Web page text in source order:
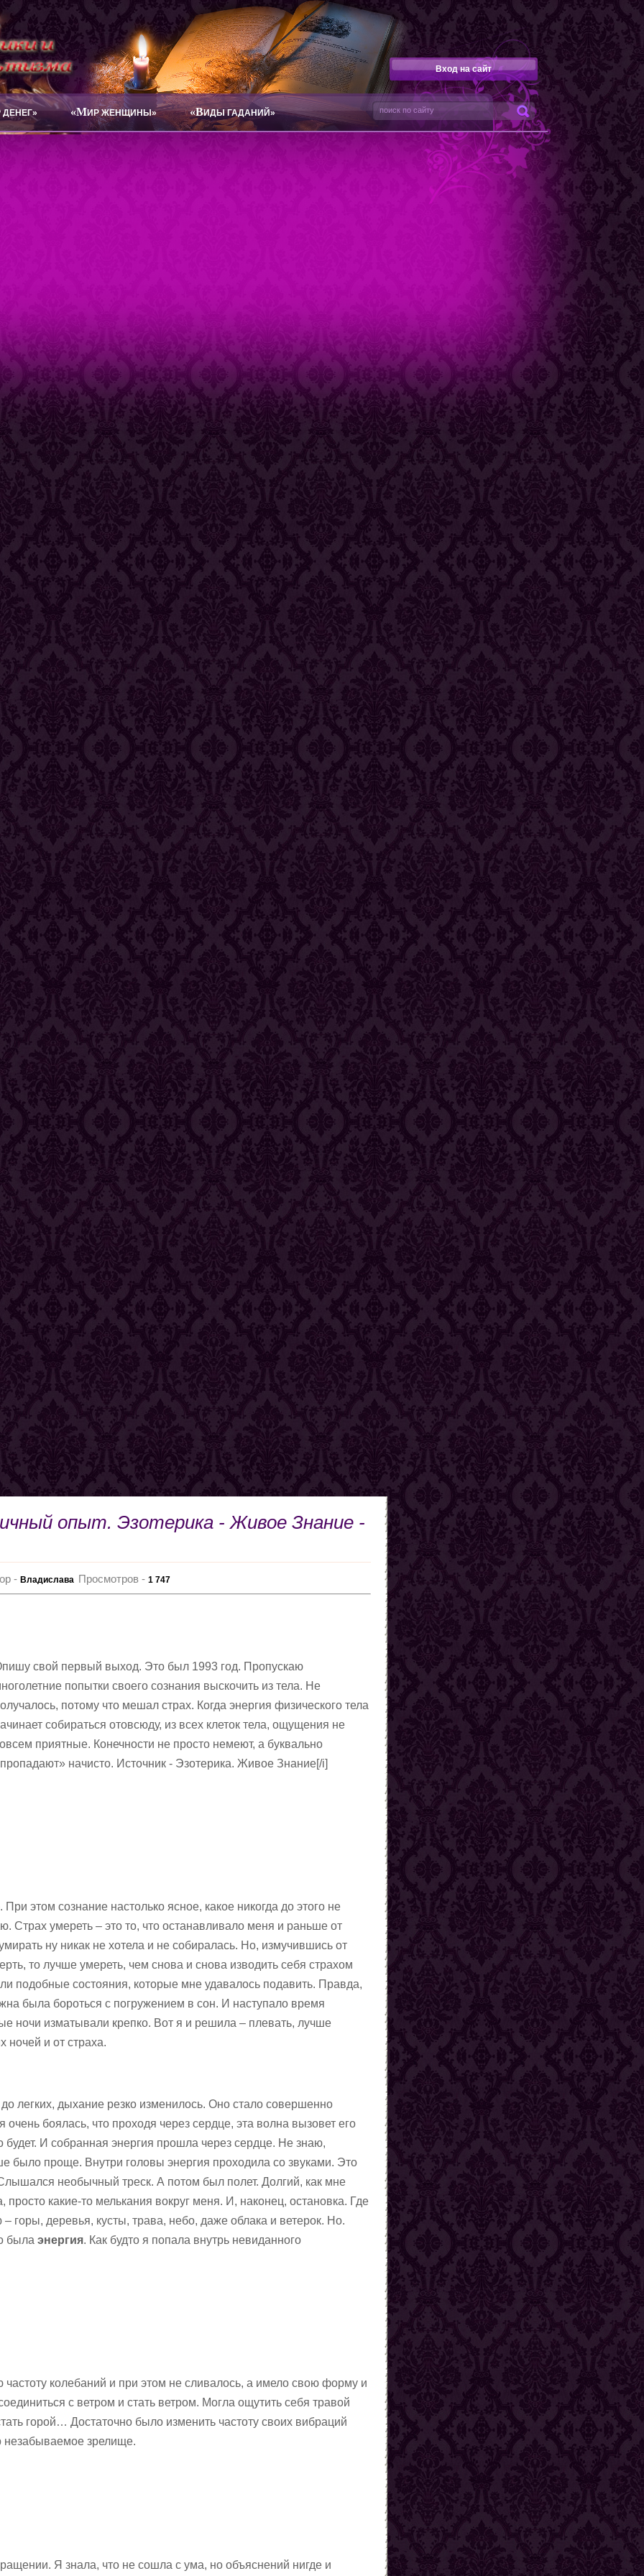
Вход на сайт
ДЕНЕГ» «МИР ЖЕНЩИНЫ» «ВИДЫ ГАДАНИЙ»
опыт. Эзотерика - Живое Знание -
-Владислава Просмотров -1 747
свой первый выход. Это был 1993 год. Пропускаю
попытки своего сознания выскочить из тела. Не
потому что мешал страх. Когда энергия физического тела
собираться отовсюду, из всех клеток тела, ощущения не
приятные. Конечности не просто немеют, а буквально
начисто. Источник - Эзотерика. Живое Знание[/i]
этом сознание настолько ясное, какое никогда до этого не
Страх умереть – это то, что останавливало меня и раньше от
ну никак не хотела и не собиралась. Но, измучившись от
то лучше умереть, чем снова и снова изводить себя страхом
подобные состояния, которые мне удавалось подавить. Правда,
была бороться с погружением в сон. И наступало время
ночи изматывали крепко. Вот я и решила – плевать, лучше
ночей и от страха.
легких, дыхание резко изменилось. Оно стало совершенно
боялась, что проходя через сердце, эта волна вызовет его
будет. И собранная энергия прошла через сердце. Не знаю,
было проще. Внутри головы энергия проходила со звуками. Это
необычный треск. А потом был полет. Долгий, как мне
просто какие-то мелькания вокруг меня. И, наконец, остановка. Где
горы, деревья, кусты, трава, небо, даже облака и ветерок. Но.
былаэнергия. Как будто я попала внутрь невиданного
колебаний и при этом не сливалось, а имело свою форму и
с ветром и стать ветром. Могла ощутить себя травой
горой… Достаточно было изменить частоту своих вибраций
незабываемое зрелище.
Я знала, что не сошла с ума, но объяснений нигде и